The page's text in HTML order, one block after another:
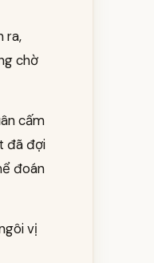
ra,
chờ
cấm
đã đợi
đoán
vị